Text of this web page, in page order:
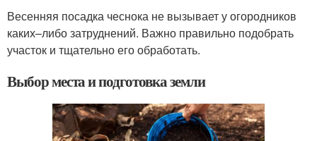
Весенняя посадка чеснока не вызывает у огородников
каких–либо затруднений. Важно правильно подобрать
участок и тщательно его обработать.
Выбор места и подготовка земли